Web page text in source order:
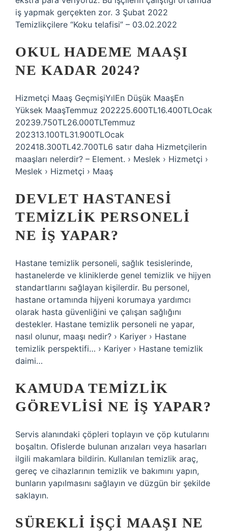
iş yapmak gerçekten zor. 3 Şubat 2022
Temizlikçilere “Koku telafisi” – 03.02.2022
OKUL HADEME MAAŞI
NE KADAR 2024?
Hizmetçi Maaş GeçmişiYılEn Düşük MaaşEn
Yüksek MaaşTemmuz 202225.600TL16.400TLOcak
20239.750TL26.000TLTemmuz
202313.100TL31.900TLOcak
202418.300TL42.700TL6 satır daha Hizmetçilerin
maaşları nelerdir? – Element. › Meslek › Hizmetçi ›
Meslek › Hizmetçi › Maaş
DEVLET HASTANESI
TEMIZLIK PERSONELI
NE IŞ YAPAR?
Hastane temizlik personeli, sağlık tesislerinde,
hastanelerde ve kliniklerde genel temizlik ve hijyen
standartlarını sağlayan kişilerdir. Bu personel,
hastane ortamında hijyeni korumaya yardımcı
olarak hasta güvenliğini ve çalışan sağlığını
destekler. Hastane temizlik personeli ne yapar,
nasıl olunur, maaşı nedir? › Kariyer › Hastane
temizlik perspektifi… › Kariyer › Hastane temizlik
daimi…
KAMUDA TEMIZLIK
GÖREVLISI NE IŞ YAPAR?
Servis alanındaki çöpleri toplayın ve çöp kutularını
boşaltın. Ofislerde bulunan arızaları veya hasarları
ilgili makamlara bildirin. Kullanılan temizlik araç,
gereç ve cihazlarının temizlik ve bakımını yapın,
bunların yapılmasını sağlayın ve düzgün bir şekilde
saklayın.
SÜREKLI IŞÇI MAAŞI NE